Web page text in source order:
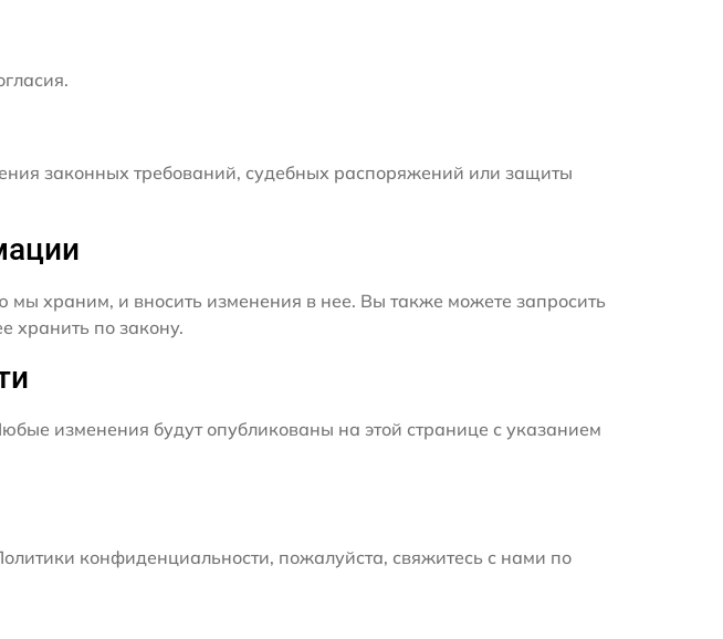
законных требований, судебных распоряжений или защиты
храним, и вносить изменения в нее. Вы также можете запросить
хранить по закону.
изменения будут опубликованы на этой странице с указанием
конфиденциальности, пожалуйста, свяжитесь с нами по